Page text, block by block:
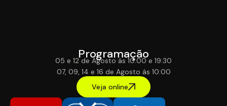
Programação
05 e 12 de Agosto ás 10:00 e 19:30
07, 09, 14 e 16 de Agosto ás 10:00
Veja online